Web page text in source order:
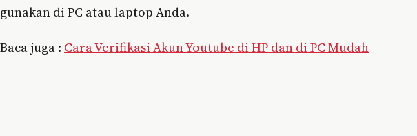
gunakan di PC atau laptop Anda.
Baca juga : Cara Verifikasi Akun Youtube di HP dan di PC Mudah